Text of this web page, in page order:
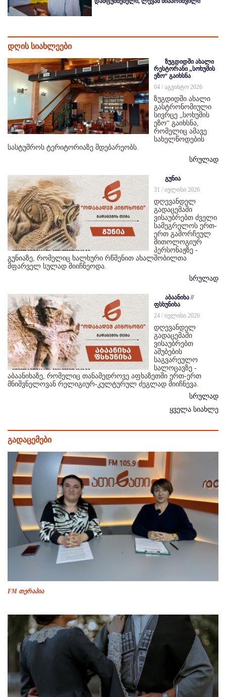
დღის სიახლეები
ზუგდიდში ახალი
რესტორანი „სოხუმის
ეზო“ გაიხსნა
04 / აგვისტო 2026
ზუგდიდში ახალი
გასტრონომიული
სივრცე „სოხუმის
ეზო“ გაიხსნა,
რომელიც ამავე
სახელწოდების
სასტუმროს ტერიტორიაზე მდებარეობს.
სრულად
გუნია
31 / ივლისი 2026
დღევანდელ
გადაცემაში
ვისაუბრებთ ძველი
სამეგრელოს ერთ-
ერთ გამორჩეულ
მითოლოგიურ
პერსონაჟზე -
გუნიაზე, რომელიც ხალხური რწმენით ახალშობილთა
მფარველ სულად მიიჩნეოდა.
სრულად
აბაანიხა //
ფსხუნიხა
24 / ივლისი 2026
დღევანდელ
გადაცემაში
ვისაუბრებთ
აშუბების
საგვარეულო
სალოცავზე -
აბაანიხაზე, რომელიც თანამედროვე აფხაზეთში ერთ-ერთ
მნიშვნელოვან რელიგიურ-კულტურულ ძეგლად მიიჩნევა.
სრულად
ყველა სიახლე
გადაცემები
FM თერაპია